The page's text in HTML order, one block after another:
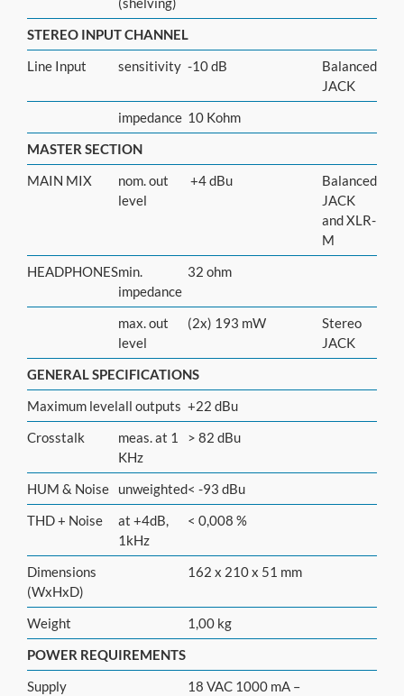
STEREO INPUT CHANNEL
Line Input
sensitivity -10 dB
Balanced
JACK
impedance 10 Kohm
MASTER SECTION
MAIN MIX
nom. out
level
+4 dBu
Balanced
JACK
and XLR-
M
HEADPHONESmin.
impedance
32 ohm
max. out
level
(2x) 193 mW
Stereo
JACK
GENERAL SPECIFICATIONS
Maximum levelall outputs +22 dBu
Crosstalk
meas. at 1
KHz
> 82 dBu
HUM & Noise unweighted< -93 dBu
THD + Noise
at +4dB,
1kHz
< 0,008 %
Dimensions
(WxHxD)
162 x 210 x 51 mm
Weight
1,00 kg
POWER REQUIREMENTS
Supply
18 VAC 1000 mA –